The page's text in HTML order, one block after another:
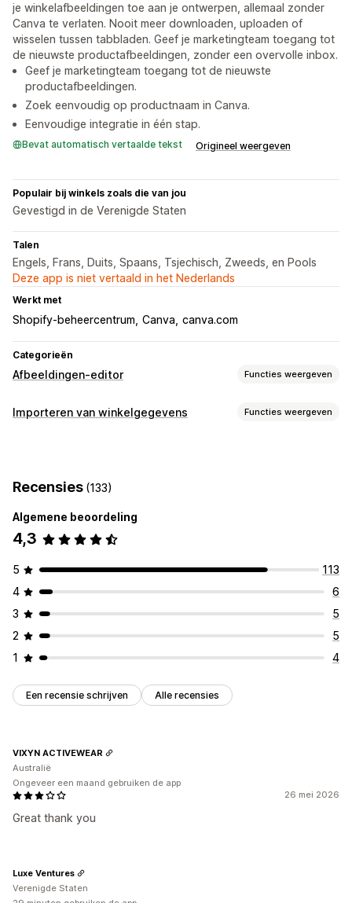
je winkelafbeeldingen toe aan je ontwerpen, allemaal zonder
Canva te verlaten. Nooit meer downloaden, uploaden of
wisselen tussen tabbladen. Geef je marketingteam toegang tot
de nieuwste productafbeeldingen, zonder een overvolle inbox.
Geef je marketingteam toegang tot de nieuwste
productafbeeldingen.
Zoek eenvoudig op productnaam in Canva.
Eenvoudige integratie in één stap.
Bevat automatisch vertaalde tekst Origineel weergeven
Populair bij winkels zoals die van jou
Gevestigd in de Verenigde Staten
Talen
Engels, Frans, Duits, Spaans, Tsjechisch, Zweeds, en Pools
Deze app is niet vertaald in het Nederlands
Werkt met
Shopify-beheercentrum Canva canva.com
Categorieën
Afbeeldingen-editor Functies weergeven
Beeldoptimalisatie
Bulkbewerking
Importeren van winkelgegevens Functies weergeven
Producten
Recensies (133)
Algemene beoordeling
4,3
5
113
4
6
3
5
2
5
1
4
Een recensie schrijven Alle recensies
26 mei 2026
Great thank you
VIXYN ACTIVEWEAR
Australië
Ongeveer een maand gebruiken de app
Luxe Ventures
Verenigde Staten